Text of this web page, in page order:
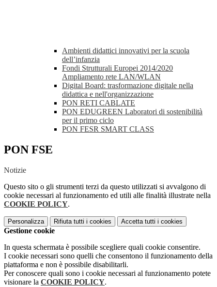
Ambienti didattici innovativi per la scuola
dell’infanzia
Fondi Strutturali Europei 2014/2020
Ampliamento rete LAN/WLAN
Digital Board: trasformazione digitale nella
didattica e nell'organizzazione
PON RETI CABLATE
PON EDUGREEN Laboratori di sostenibilità
per il primo ciclo
PON FESR SMART CLASS
PON FSE
Notizie
Questo sito o gli strumenti terzi da questo utilizzati si avvalgono di
cookie necessari al funzionamento ed utili alle finalità illustrate nella
COOKIE POLICY.
Personalizza Rifiuta tutti i cookies Accetta tutti i cookies
Gestione cookie
In questa schermata è possibile scegliere quali cookie consentire.
I cookie necessari sono quelli che consentono il funzionamento della
piattaforma e non è possibile disabilitarli.
Per conoscere quali sono i cookie necessari al funzionamento potete
visionare la COOKIE POLICY.